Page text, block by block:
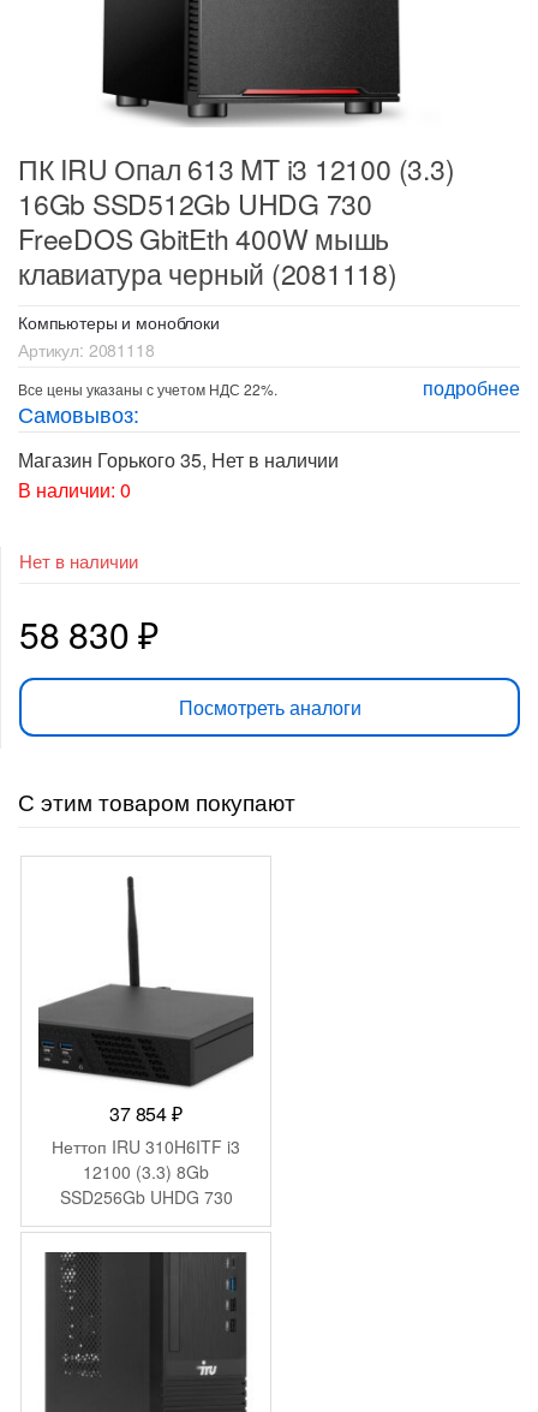
ПК IRU Опал 613 MT i3 12100 (3.3)
16Gb SSD512Gb UHDG 730
FreeDOS GbitEth 400W мышь
клавиатура черный (2081118)
Компьютеры и моноблоки
Артикул: 2081118
подробнее
Все цены указаны с учетом НДС 22%.
Самовывоз:
Магазин Горького 35, Нет в наличии
В наличии: 0
Нет в наличии
58 830₽
Посмотреть аналоги
С этим товаром покупают
37 854₽
Неттоп IRU 310H6ITF i3
12100 (3.3) 8Gb
SSD256Gb UHDG 730
Windows 11 Pro GbitEth
WiFi BT 90W черный